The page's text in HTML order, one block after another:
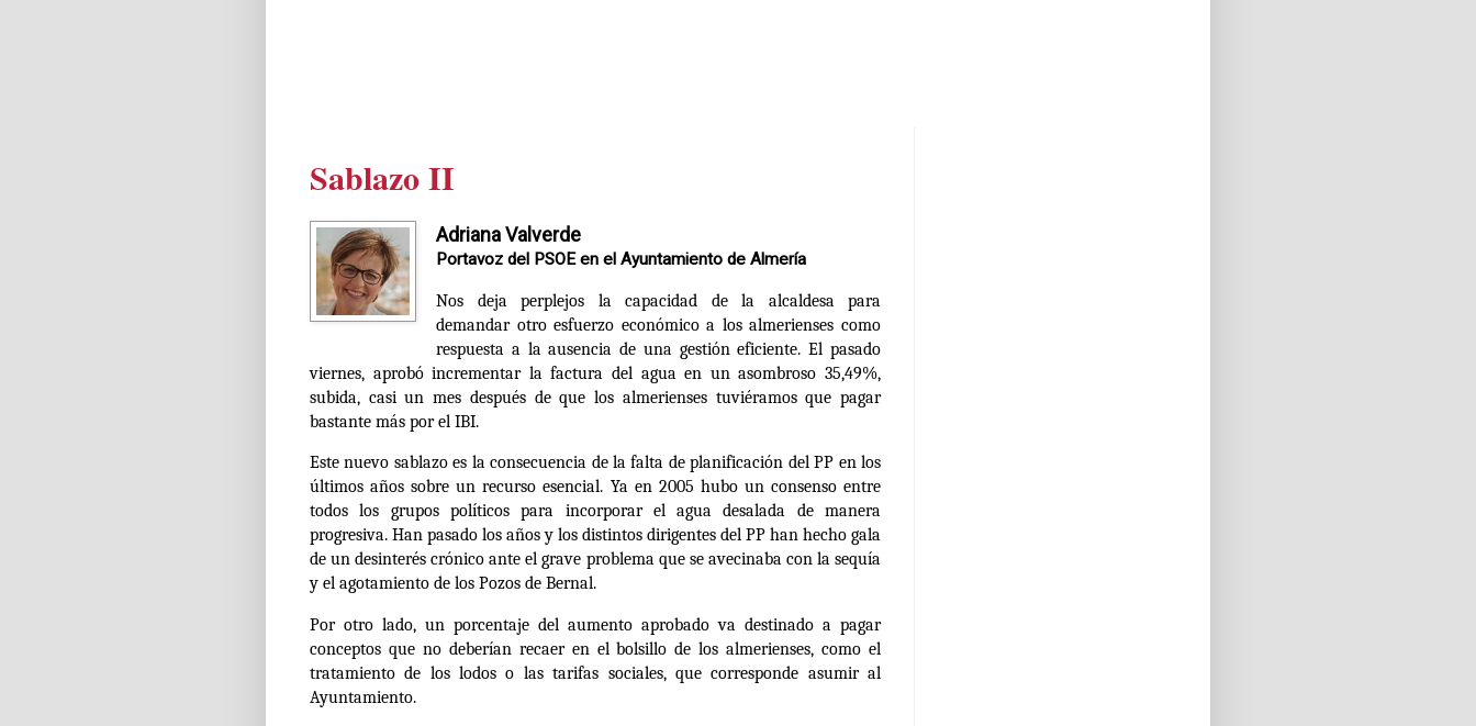
Sablazo II
Adriana Valverde
Portavoz del PSOE en el Ayuntamiento de Almería
Nos deja perplejos la capacidad de la alcaldesa para
demandar otro esfuerzo económico a los almerienses como
respuesta a la ausencia de una gestión eficiente. El pasado
viernes, aprobó incrementar la factura del agua en un asombroso 35,49%,
subida, casi un mes después de que los almerienses tuviéramos que pagar
bastante más por el IBI.
Este nuevo sablazo es la consecuencia de la falta de planificación del PP en los
últimos años sobre un recurso esencial. Ya en 2005 hubo un consenso entre
todos los grupos políticos para incorporar el agua desalada de manera
progresiva. Han pasado los años y los distintos dirigentes del PP han hecho gala
de un desinterés crónico ante el grave problema que se avecinaba con la sequía
y el agotamiento de los Pozos de Bernal.
Por otro lado, un porcentaje del aumento aprobado va destinado a pagar
conceptos que no deberían recaer en el bolsillo de los almerienses, como el
tratamiento de los lodos o las tarifas sociales, que corresponde asumir al
Ayuntamiento.